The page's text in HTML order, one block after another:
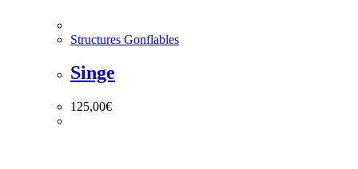
Structures Gonflables
Singe
125,00€